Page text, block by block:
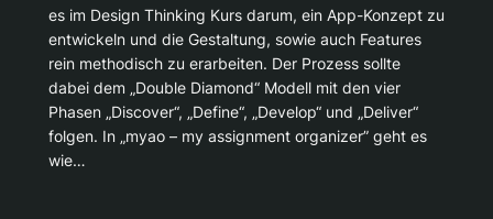
es im Design Thinking Kurs darum, ein App-Konzept zu
entwickeln und die Gestaltung, sowie auch Features
rein methodisch zu erarbeiten. Der Prozess sollte
dabei dem „Double Diamond“ Modell mit den vier
Phasen „Discover“, „Define“, „Develop“ und „Deliver“
folgen. In „myao – my assignment organizer” geht es
wie…